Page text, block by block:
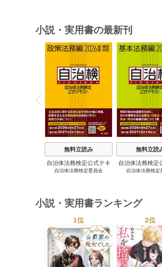
小説・実用書の最新刊
P
r
e
i
o
u
s
無料立読み
自治体法務検定公式テキ
スト 政策法務編 ２０
自治体法務検定委員会
無料立読
自治体法務検定
スト 基本法務
自治体法務検定
小説・実用書ランキング
o
s
1位 2位